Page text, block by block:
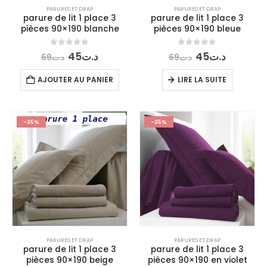
PARURES ET DRAP
parure de lit 1 place 3
pièces 90×190 blanche
out of 5د.ت69 Le
prix
initial
était :
د.ت69.
د.ت45 Le
actuel
est :
AJOUTER AU PANIER
PARURES ET DRAP
parure de lit 1 place 3
pièces 90×190 bleue
out of 5د.ت69 Le
prix
initial
était :
د.ت69.
د.ت45 Le
actuel
est :
LIRE LA SUITE
-35%
PARURES ET DRAP
parure de lit 1 place 3
pièces 90×190 beige
-35%
PARURES ET DRAP
parure de lit 1 place 3
pièces 90×190 en violet